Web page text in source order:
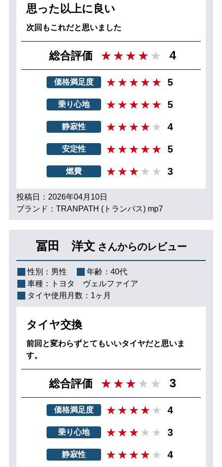
思った以上に良い
次回もこれだと思いました
総合評価 4
価格満足度 5
乗り心地 5
静寂性 4
安定性 5
燃費 3
投稿日：2026年04月10日
ブランド：TRANPATH (トランパス) mp7
冨田 洋文 さんからのレビュー
性別： 男性 年齢： 40代
車種：
トヨタ ヴェルファイア
タイヤ使用月数： 1ヶ月
タイヤ交換
前回と変わらずとてもいいタイヤだと思いま
す。
総合評価 3
価格満足度 4
乗り心地 3
静寂性 4